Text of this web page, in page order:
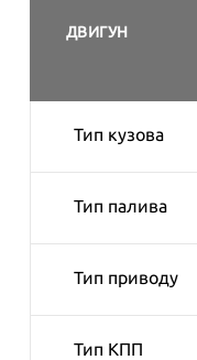
ДВИГУН
Тип кузова
Тип палива
Тип приводу
Тип КПП